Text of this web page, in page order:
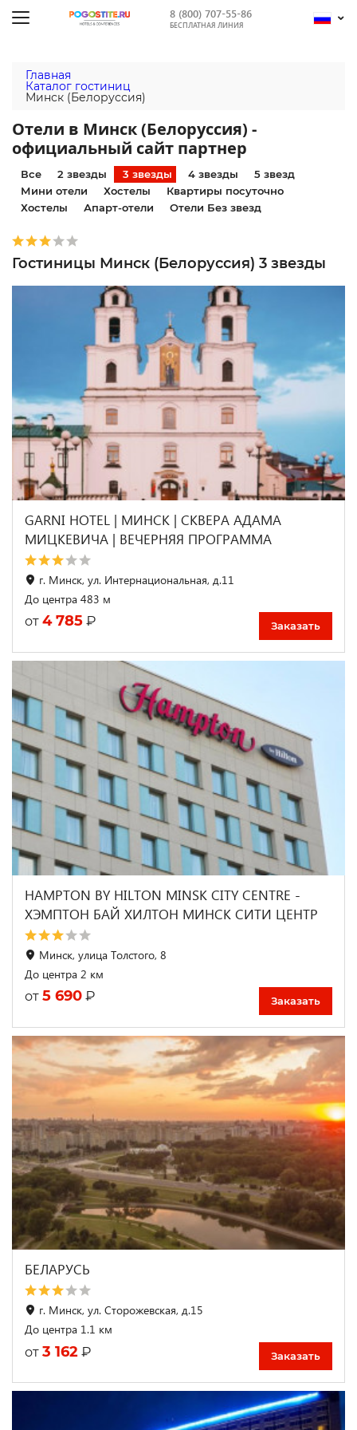
8 (800) 707-55-86
БЕСПЛАТНАЯ ЛИНИЯ
Главная
Каталог гостиниц
Минск (Белоруссия)
Отели в Минск (Белоруссия) -
официальный сайт партнер
Все 2 звезды 3 звезды 4 звезды
5 звезд
Мини отели
Хостелы
Квартиры посуточно
Хостелы
Апарт-отели Отели Без звезд
Гостиницы Минск (Белоруссия) 3 звезды
GARNI HOTEL | МИНСК | СКВЕРА АДАМА
МИЦКЕВИЧА | ВЕЧЕРНЯЯ ПРОГРАММА
г. Минск, ул. Интернациональная, д.11
До центра 483 м
от 4 785 ₽ Заказать
HAMPTON BY HILTON MINSK CITY CENTRE -
ХЭМПТОН БАЙ ХИЛТОН МИНСК СИТИ ЦЕНТР
Минск, улица Толстого, 8
До центра 2 км
от 5 690 ₽ Заказать
БЕЛАРУСЬ
г. Минск, ул. Сторожевская, д.15
До центра 1.1 км
от 3 162 ₽ Заказать